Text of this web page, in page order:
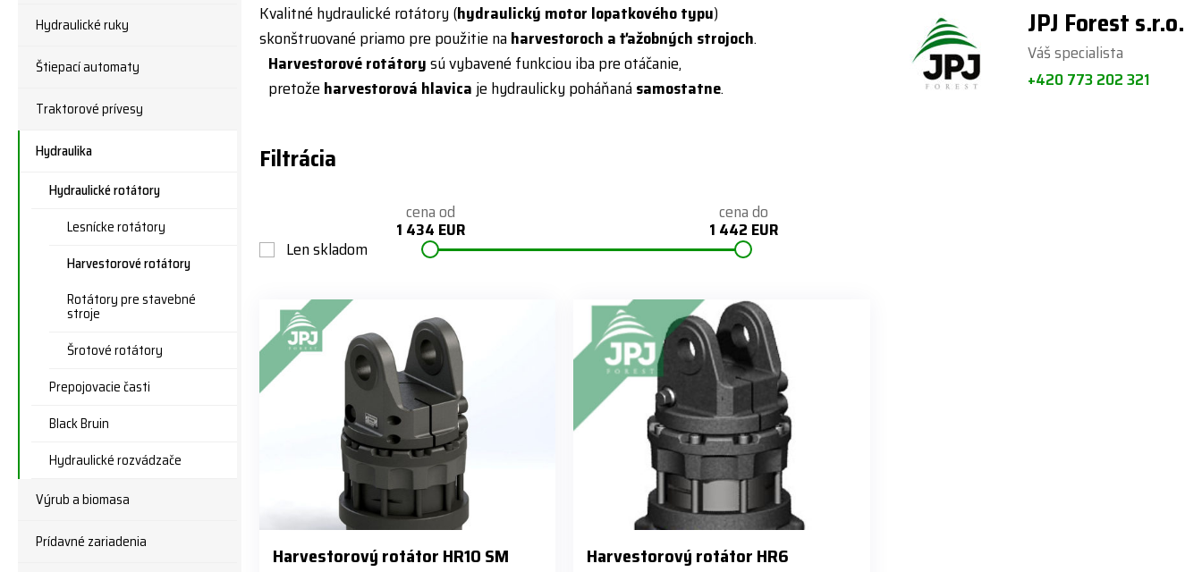
Hydraulické ruky
Štiepací automaty
Traktorové prívesy
Hydraulika
Hydraulické rotátory
Lesnícke rotátory
Harvestorové rotátory
Rotátory pre stavebné
stroje
Šrotové rotátory
Prepojovacie časti
Black Bruin
Hydraulické rozvádzače
Výrub a biomasa
Prídavné zariadenia
Kvalitné hydraulické rotátory (hydraulický motor lopatkového typu)
skonštruované priamo pre použitie naharvestoroch a ťažobných strojoch.
Harvestorové rotátorysú vybavené funkciou iba pre otáčanie,
pretože harvestorová hlavicaje hydraulicky poháňanásamostatne.
JPJ Forest s.r.o.
Váš specialista
+420 773 202 321
Filtrácia
Len skladom
cena od
1 434 EUR
cena do
1 442 EUR
Harvestorový rotátor HR10 SM Harvestorový rotátor HR6